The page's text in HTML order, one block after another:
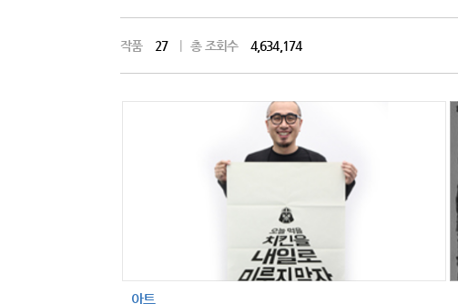
작품 27 총 조회수 4,634,174
아트